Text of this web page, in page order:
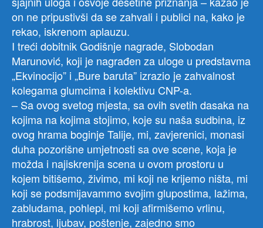
on ne pripustivši da se zahvali i publici na, kako je
rekao, iskrenom aplauzu.
I treći dobitnik Godišnje nagrade, Slobodan
Marunović, koji je nagrađen za uloge u predstavma
„Ekvinocijo” i „Bure baruta” izrazio je zahvalnost
kolegama glumcima i kolektivu CNP-a.
– Sa ovog svetog mjesta, sa ovih svetih dasaka na
kojima na kojima stojimo, koje su naša sudbina, iz
ovog hrama boginje Talije, mi, zavjerenici, monasi
duha pozorišne umjetnosti sa ove scene, koja je
možda i najiskrenija scena u ovom prostoru u
kojem bitišemo, živimo, mi koji ne krijemo ništa, mi
koji se podsmijavammo svojim glupostima, lažima,
zabludama, pohlepi, mi koji afirmišemo vrlinu,
hrabrost, ljubav, poštenje, zajedno smo